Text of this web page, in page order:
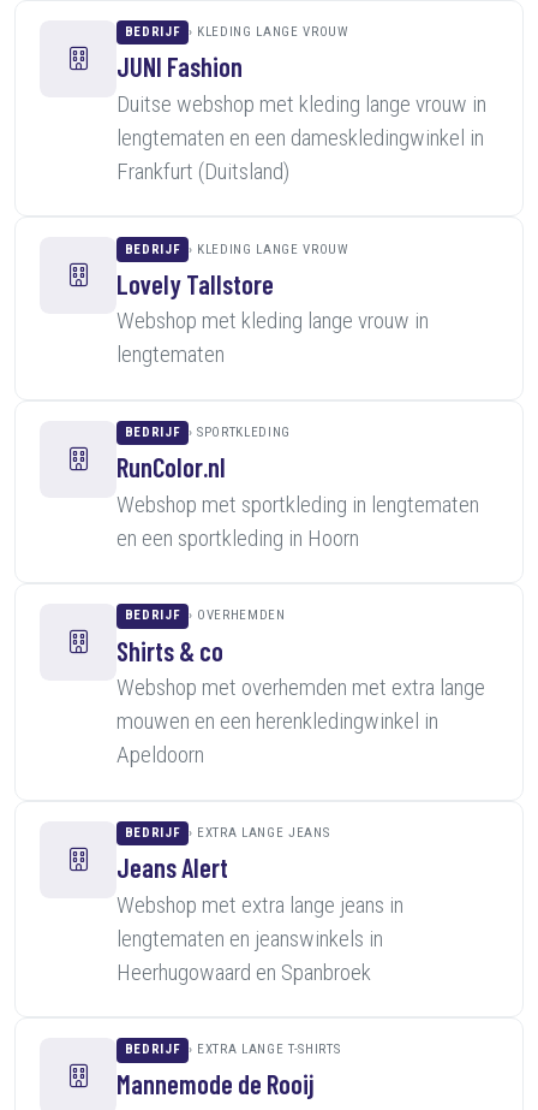
BEDRIJF KLEDING LANGE VROUW
JUNI Fashion
Duitse webshop met kleding lange vrouw in
lengtematen en een dameskledingwinkel in
Frankfurt (Duitsland)
BEDRIJF KLEDING LANGE VROUW
Lovely Tallstore
Webshop met kleding lange vrouw in
lengtematen
BEDRIJF SPORTKLEDING
RunColor.nl
Webshop met sportkleding in lengtematen
en een sportkleding in Hoorn
BEDRIJF OVERHEMDEN
Shirts & co
Webshop met overhemden met extra lange
mouwen en een herenkledingwinkel in
Apeldoorn
BEDRIJF EXTRA LANGE JEANS
Jeans Alert
Webshop met extra lange jeans in
lengtematen en jeanswinkels in
Heerhugowaard en Spanbroek
BEDRIJF EXTRA LANGE T-SHIRTS
Mannemode de Rooij